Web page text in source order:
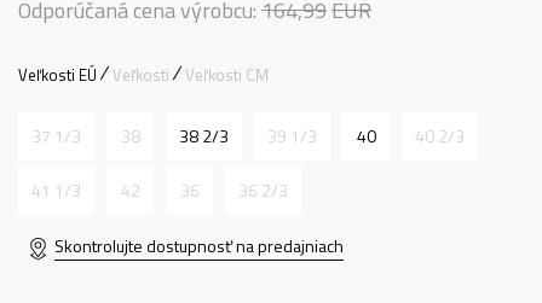
Odporúčaná cena výrobcu:164,99EUR
Veľkosti EÚ Veľkosti Veľkosti CM
37 1/3 38 38 2/3 39 1/3 40 40 2/3
41 1/3 42 36 36 2/3
Skontrolujte dostupnosť na predajniach